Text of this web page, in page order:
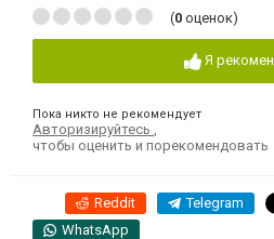
(0 оценок)
Я
Пока никто не рекомендует
Авторизируйтесь
чтобы оценить и порекомендовать
Reddit Telegram
WhatsApp